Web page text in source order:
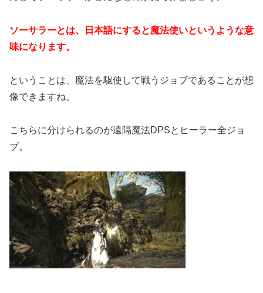
ソーサラーとは、日本語にすると魔法使いというような意
味になります。
ということは、魔法を駆使して戦うジョブであることが想
像できますね。
こちらに分けられるのが遠隔魔法DPSとヒーラー全ジョ
ブ。